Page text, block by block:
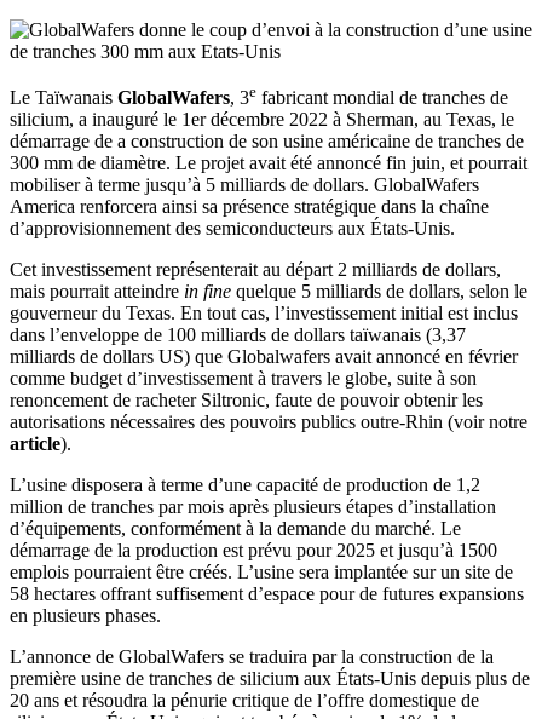
Le Taïwanais GlobalWafers, 3e fabricant mondial de tranches de
silicium, a inauguré le 1er décembre 2022 à Sherman, au Texas, le
démarrage de a construction de son usine américaine de tranches de
300 mm de diamètre. Le projet avait été annoncé fin juin, et pourrait
mobiliser à terme jusqu’à 5 milliards de dollars. GlobalWafers
America renforcera ainsi sa présence stratégique dans la chaîne
d’approvisionnement des semiconducteurs aux États-Unis.
Cet investissement représenterait au départ 2 milliards de dollars,
mais pourrait atteindre in fine quelque 5 milliards de dollars, selon le
gouverneur du Texas. En tout cas, l’investissement initial est inclus
dans l’enveloppe de 100 milliards de dollars taïwanais (3,37
milliards de dollars US) que Globalwafers avait annoncé en février
comme budget d’investissement à travers le globe, suite à son
renoncement de racheter Siltronic, faute de pouvoir obtenir les
autorisations nécessaires des pouvoirs publics outre-Rhin (voir notre
article).
L’usine disposera à terme d’une capacité de production de 1,2
million de tranches par mois après plusieurs étapes d’installation
d’équipements, conformément à la demande du marché. Le
démarrage de la production est prévu pour 2025 et jusqu’à 1500
emplois pourraient être créés. L’usine sera implantée sur un site de
58 hectares offrant suffisement d’espace pour de futures expansions
en plusieurs phases.
L’annonce de GlobalWafers se traduira par la construction de la
première usine de tranches de silicium aux États-Unis depuis plus de
20 ans et résoudra la pénurie critique de l’offre domestique de